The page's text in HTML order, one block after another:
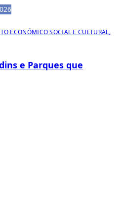
ECONÓMICO SOCIAL E CULTURAL,
e Parques que